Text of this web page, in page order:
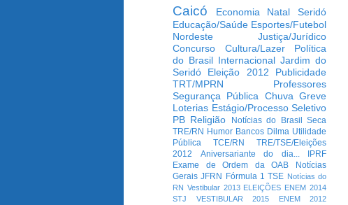
Caicó
Economia Natal
Seridó
Educação/Saúde Esportes/Futebol
Nordeste
Justiça/Jurídico
Concurso
Cultura/Lazer
Política
do Brasil Internacional Jardim do
Seridó
Eleição 2012
Publicidade
TRT/MPRN
Professores
Segurança Pública Chuva Greve
Loterias Estágio/Processo Seletivo
PB Religião Notícias do Brasil
Seca
TRE/RN Humor Bancos Dilma Utilidade
Pública
TCE/RN
TRE/TSE/Eleições
2012
Aniversariante do dia...
IPRF
Exame de Ordem da OAB
Notícias
Gerais JFRN Fórmula 1 TSE Notícias do
RN Vestibular 2013 ELEIÇÕES ENEM 2014
STJ
VESTIBULAR 2015
ENEM 2012